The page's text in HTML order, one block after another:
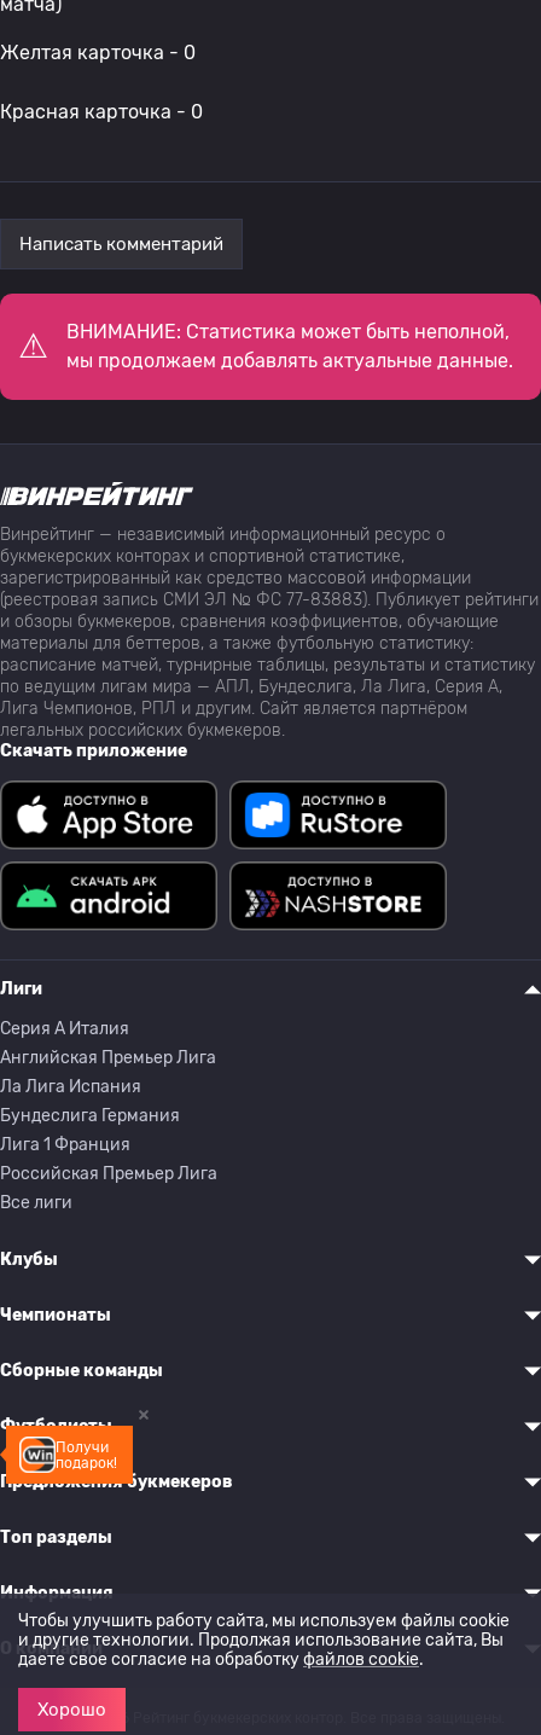
Желтая карточка - 0
Красная карточка - 0
Написать комментарий
ВНИМАНИЕ: Статистика может быть неполной,
мы продолжаем добавлять актуальные данные.
Получи
подарок!
Винрейтинг — независимый информационный ресурс о
букмекерских конторах и спортивной статистике,
зарегистрированный как средство массовой информации
(реестровая запись СМИ ЭЛ № ФС 77-83883). Публикует рейтинги
и обзоры букмекеров, сравнения коэффициентов, обучающие
материалы для беттеров, а также футбольную статистику:
расписание матчей, турнирные таблицы, результаты и статистику
по ведущим лигам мира — АПЛ, Бундеслига, Ла Лига, Серия А,
Лига Чемпионов, РПЛ и другим. Сайт является партнёром
легальных российских букмекеров.
Скачать приложение
Лиги
Серия A Италия
Английская Премьер Лига
Ла Лига Испания
Бундеслига Германия
Лига 1 Франция
Российская Премьер Лига
Все лиги
Клубы
Чемпионаты
Сборные команды
Футболисты
Предложения букмекеров
Топ разделы
Информация
О компании
© 2022-2026 Рейтинг букмекерских контор. Все права защищены.
Чтобы улучшить работу сайта, мы используем файлы cookie
и другие технологии. Продолжая использование сайта, Вы
даете свое согласие на обработкуфайлов cookie.
Хорошо